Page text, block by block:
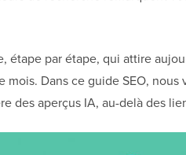
étape par étape, qui attire
Dans ce guide SEO, nous
des aperçus IA, au-delà des